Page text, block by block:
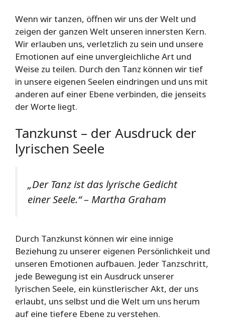
Wenn wir tanzen, öffnen wir uns der Welt und
zeigen der ganzen Welt unseren innersten Kern.
Wir erlauben uns, verletzlich zu sein und unsere
Emotionen auf eine unvergleichliche Art und
Weise zu teilen. Durch den Tanz können wir tief
in unsere eigenen Seelen eindringen und uns mit
anderen auf einer Ebene verbinden, die jenseits
der Worte liegt.
Tanzkunst – der Ausdruck der
lyrischen Seele
„Der Tanz ist das lyrische Gedicht
einer Seele.“ – Martha Graham
Durch Tanzkunst können wir eine innige
Beziehung zu unserer eigenen Persönlichkeit und
unseren Emotionen aufbauen. Jeder Tanzschritt,
jede Bewegung ist ein Ausdruck unserer
lyrischen Seele, ein künstlerischer Akt, der uns
erlaubt, uns selbst und die Welt um uns herum
auf eine tiefere Ebene zu verstehen.